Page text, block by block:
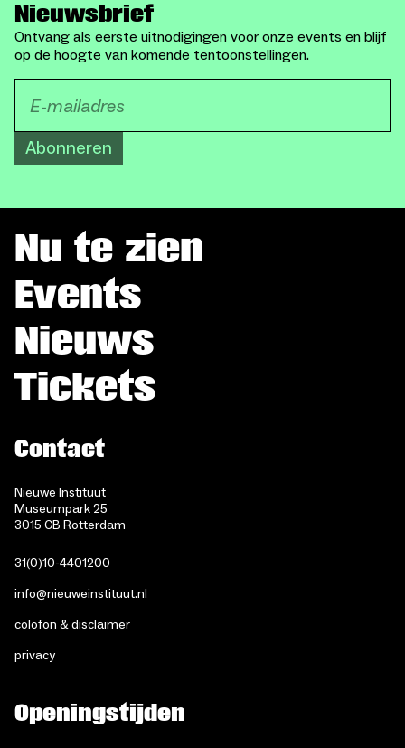
Nieuwsbrief
Ontvang als eerste uitnodigingen voor onze events en blijf
op de hoogte van komende tentoonstellingen.
Abonneren
Nu te zien
Events
Nieuws
Tickets
Contact
Nieuwe Instituut
Museumpark 25
3015 CB Rotterdam
31(0)10-4401200
info@nieuweinstituut.nl
colofon & disclaimer
privacy
Openingstijden